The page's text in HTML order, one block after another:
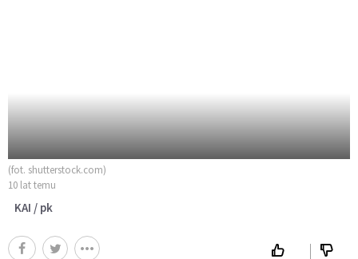
(fot. shutterstock.com)
10 lat temu
KAI / pk